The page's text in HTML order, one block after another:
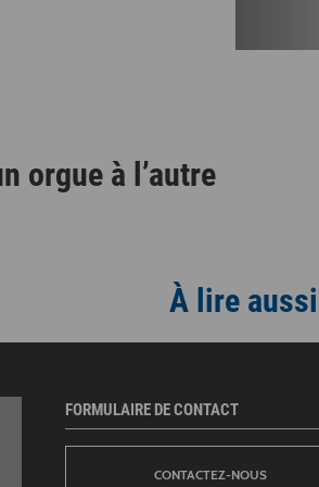
orgue à l’autre
À lire aussi
FORMULAIRE DE CONTACT
CONTACTEZ-NOUS